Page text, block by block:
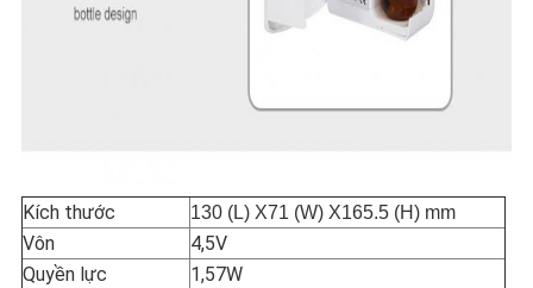
Kích thước 130 (L) X71 (W) X165.5 (H) mm
Vôn
4,5V
Quyền lực
1,57W